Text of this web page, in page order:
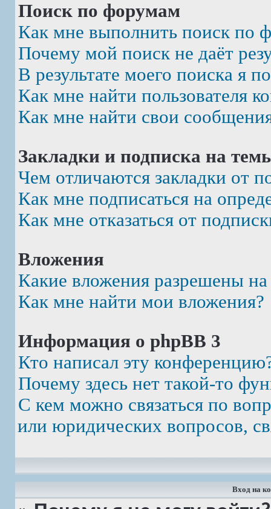
Поиск по форумам
Как мне выполнить поиск по
Почему мой поиск не даёт
В результате моего поиска я
Как мне найти пользователя
Как мне найти свои
Закладки и подписка на
Чем отличаются закладки от
Как мне подписаться на
Как мне отказаться от
Вложения
Какие вложения разрешены
Как мне найти мои вложения?
Информация о phpBB 3
Кто написал эту
Почему здесь нет такой-то
С кем можно связаться по
или юридических вопросов,
Вход на